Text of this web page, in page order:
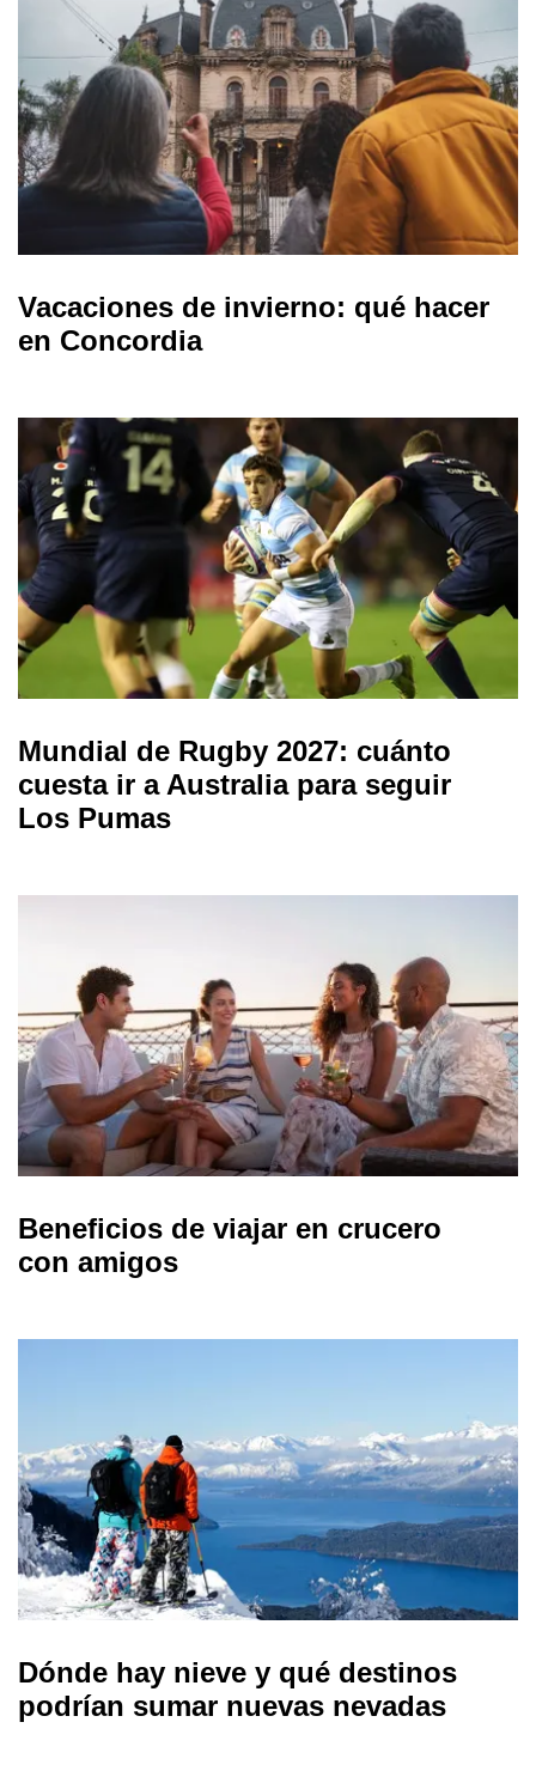
Vacaciones de invierno: qué hacer
en Concordia
Mundial de Rugby 2027: cuánto
cuesta ir a Australia para seguir
Los Pumas
Beneficios de viajar en crucero
con amigos
Dónde hay nieve y qué destinos
podrían sumar nuevas nevadas